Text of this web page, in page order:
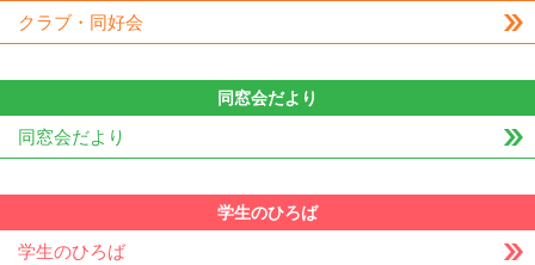
クラブ・同好会
同窓会だより
同窓会だより
学生のひろば
学生のひろば